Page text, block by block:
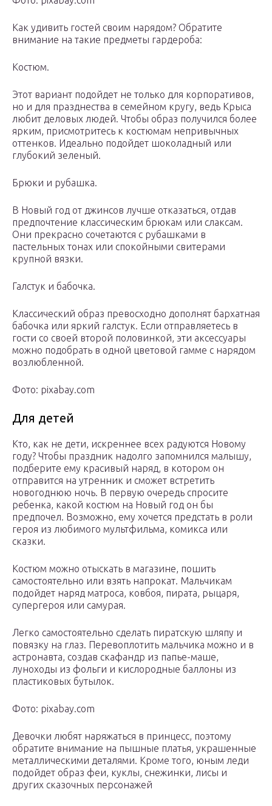
Как удивить гостей своим нарядом? Обратите
внимание на такие предметы гардероба:
Костюм.
Этот вариант подойдет не только для корпоративов,
но и для празднества в семейном кругу, ведь Крыса
любит деловых людей. Чтобы образ получился более
ярким, присмотритесь к костюмам непривычных
оттенков. Идеально подойдет шоколадный или
глубокий зеленый.
Брюки и рубашка.
В Новый год от джинсов лучше отказаться, отдав
предпочтение классическим брюкам или слаксам.
Они прекрасно сочетаются с рубашками в
пастельных тонах или спокойными свитерами
крупной вязки.
Галстук и бабочка.
Классический образ превосходно дополнят бархатная
бабочка или яркий галстук. Если отправляетесь в
гости со своей второй половинкой, эти аксессуары
можно подобрать в одной цветовой гамме с нарядом
возлюбленной.
Фото: pixabay.com
Для детей
Кто, как не дети, искреннее всех радуются Новому
году? Чтобы праздник надолго запомнился малышу,
подберите ему красивый наряд, в котором он
отправится на утренник и сможет встретить
новогоднюю ночь. В первую очередь спросите
ребенка, какой костюм на Новый год он бы
предпочел. Возможно, ему хочется предстать в роли
героя из любимого мультфильма, комикса или
сказки.
Костюм можно отыскать в магазине, пошить
самостоятельно или взять напрокат. Мальчикам
подойдет наряд матроса, ковбоя, пирата, рыцаря,
супергероя или самурая.
Легко самостоятельно сделать пиратскую шляпу и
повязку на глаз. Перевоплотить мальчика можно и в
астронавта, создав скафандр из папье-маше,
луноходы из фольги и кислородные баллоны из
пластиковых бутылок.
Фото: pixabay.com
Девочки любят наряжаться в принцесс, поэтому
обратите внимание на пышные платья, украшенные
металлическими деталями. Кроме того, юным леди
подойдет образ феи, куклы, снежинки, лисы и
других сказочных персонажей